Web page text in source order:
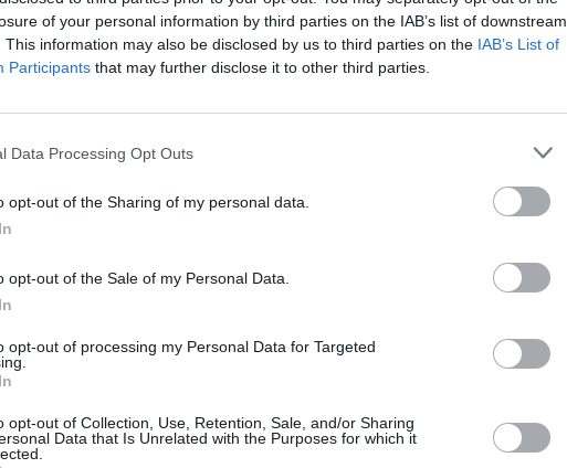
of your personal information by third parties on the IAB’s list of downstream
This information may also be disclosed by us to third parties on the IAB’s List of
Participants that may further disclose it to other third parties.
Data Processing Opt Outs
opt-out of the Sharing of my personal data.
opt-out of the Sale of my Personal Data.
opt-out of processing my Personal Data for Targeted
opt-out of Collection, Use, Retention, Sale, and/or Sharing
Data that Is Unrelated with the Purposes for which it
prima diferență între contribuabilii italieni
născuților în străinătate, peste 50% au
În rândul născuților în Italia această
30%. În schimb, mai puțin de 2% dintre
peste 50.000 de euro, în timp ce printre
5%.
în străinătate care au plătit impozitul